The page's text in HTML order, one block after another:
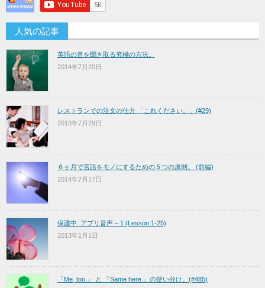
人気の記事
英語の音を聞き取る究極の方法。
2014年7月20日
レストランでの注文の仕方 「これください。」(#29)
2013年7月29日
６ヶ月で言語をモノにするための５つの原則。 (前編)
2014年7月17日
保護中: アプリ音声 – 1 (Lesson 1-25)
2013年1月1日
「Me, too.」 と 「Same here.」の使い分け。(#485)